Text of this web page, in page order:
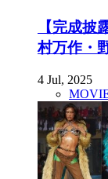
【完成披
村万作・
4 Jul, 2025